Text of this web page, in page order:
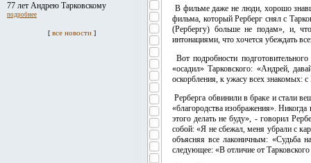
77 лет Андрею Тарковскому
подробнее
[ все новости ]
В фильме даже не люди, хорошо
фильма, который Рерберг снял с
(Рербергу) больше не подам», и,
интонациями, что хочется убеждать
Вот подробности
«осадил» Тарковского: «Андрей,
оскорбления, к ужасу всех знакомых:
Рерберга обвинили в браке и стали
«благородства изображения».
этого делать не буду», - говорил
собой: «Я не сбежал, меня убрали с
объясняя все лаконичным: «Судьба
следующее: «В отличие от